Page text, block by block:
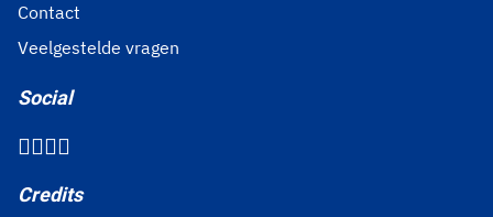
Contact
Veelgestelde vragen
Social
Credits